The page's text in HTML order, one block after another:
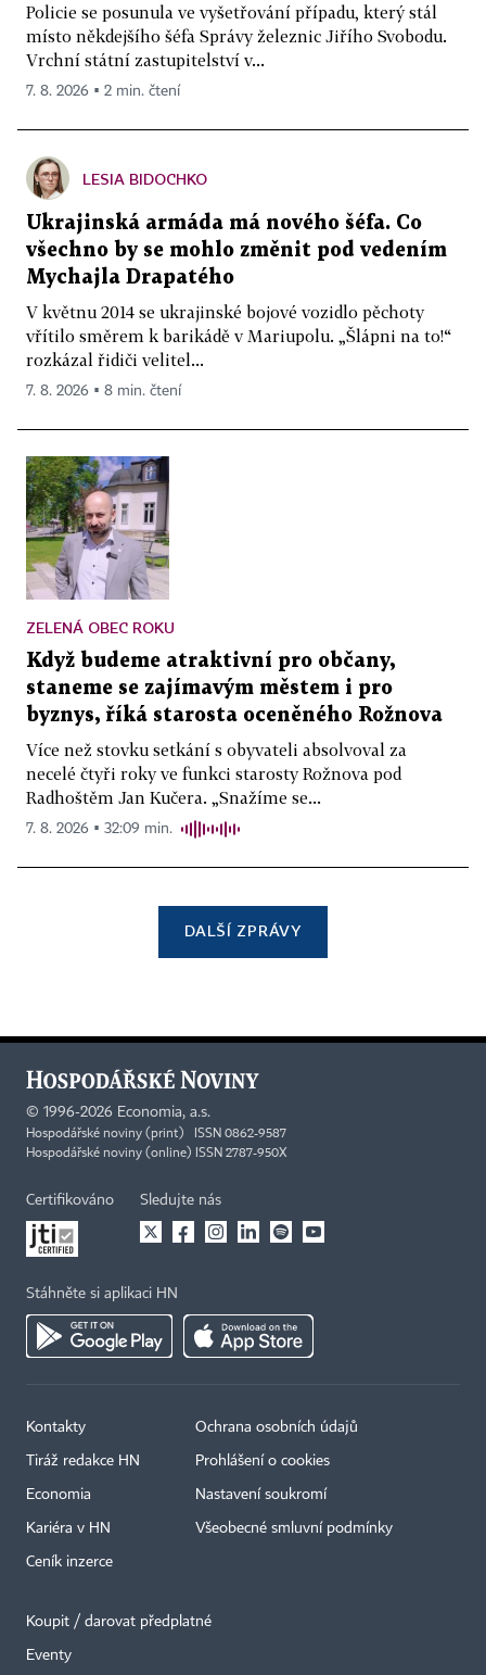
Policie se posunula ve vyšetřování případu, který stál
místo někdejšího šéfa Správy železnic Jiřího Svobodu.
Vrchní státní zastupitelství v...
7. 8. 2026 ▪ 2 min. čtení
LESIA BIDOCHKO
Ukrajinská armáda má nového šéfa. Co
všechno by se mohlo změnit pod vedením
Mychajla Drapatého
V květnu 2014 se ukrajinské bojové vozidlo pěchoty
vřítilo směrem k barikádě v Mariupolu. „Šlápni na to!“
rozkázal řidiči velitel...
7. 8. 2026 ▪ 8 min. čtení
ZELENÁ OBEC ROKU
Když budeme atraktivní pro občany,
staneme se zajímavým městem i pro
byznys, říká starosta oceněného Rožnova
Více než stovku setkání s obyvateli absolvoval za
necelé čtyři roky ve funkci starosty Rožnova pod
Radhoštěm Jan Kučera. „Snažíme se...
7. 8. 2026 ▪ 32:09 min.
DALŠÍ ZPRÁVY
© 1996-2026 Economia, a.s.
Hospodářské noviny (print) ISSN 0862-9587
Hospodářské noviny (online) ISSN 2787-950X
Certifikováno Sledujte nás
Stáhněte si aplikaci HN
Kontakty
Tiráž redakce HN
Economia
Kariéra v HN
Ceník inzerce
Ochrana osobních údajů
Prohlášení o cookies
Nastavení soukromí
Všeobecné smluvní podmínky
Koupit / darovat předplatné
Eventy